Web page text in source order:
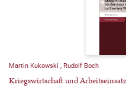
Martin Kukowski Rudolf Boch
Kriegswirtschaft und